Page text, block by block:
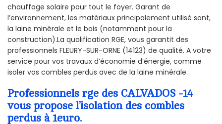
chauffage solaire pour tout le foyer. Garant de
l’environnement, les matériaux principalement utilisé sont,
la laine minérale et le bois (notamment pour la
construction).La qualification RGE, vous garantit des
professionnels FLEURY-SUR-ORNE (14123) de qualité. A votre
service pour vos travaux d’économie d’énergie, comme
isoler vos combles perdus avec de la laine minérale.
Professionnels rge des CALVADOS -14
vous propose l’isolation des combles
perdus à 1euro.